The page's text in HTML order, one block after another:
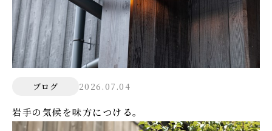
ブログ 2026.07.04
岩手の気候を味方につける。